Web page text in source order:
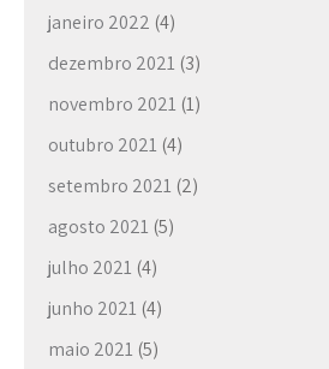
janeiro 2022 (4)
dezembro 2021 (3)
novembro 2021 (1)
outubro 2021 (4)
setembro 2021 (2)
agosto 2021 (5)
julho 2021 (4)
junho 2021 (4)
maio 2021 (5)